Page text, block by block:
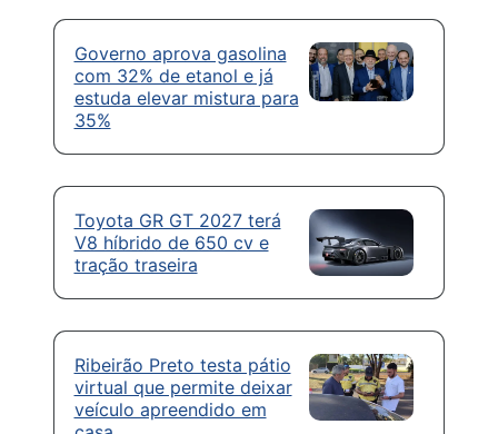
Governo aprova gasolina
com 32% de etanol e já
estuda elevar mistura para
35%
Toyota GR GT 2027 terá
V8 híbrido de 650 cv e
tração traseira
Ribeirão Preto testa pátio
virtual que permite deixar
veículo apreendido em